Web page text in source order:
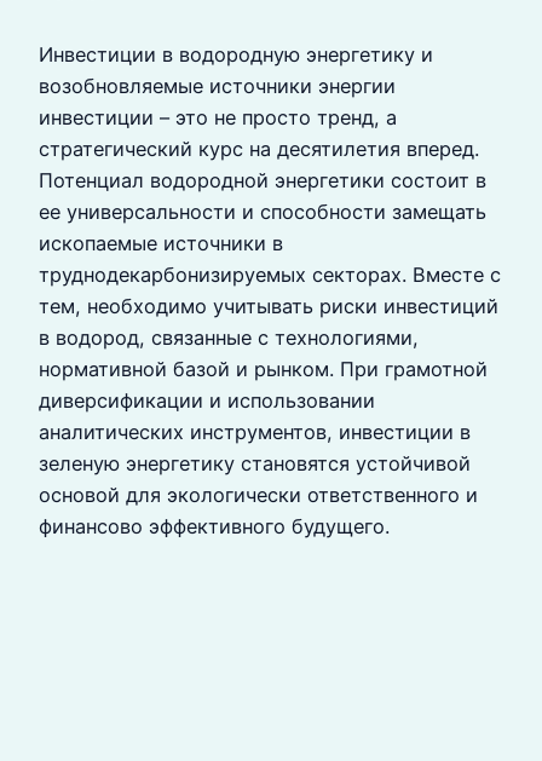
Инвестиции в водородную энергетику и
возобновляемые источники энергии
инвестиции – это не просто тренд, а
стратегический курс на десятилетия вперед.
Потенциал водородной энергетики состоит в
ее универсальности и способности замещать
ископаемые источники в
труднодекарбонизируемых секторах. Вместе с
тем, необходимо учитывать риски инвестиций
в водород, связанные с технологиями,
нормативной базой и рынком. При грамотной
диверсификации и использовании
аналитических инструментов, инвестиции в
зеленую энергетику становятся устойчивой
основой для экологически ответственного и
финансово эффективного будущего.